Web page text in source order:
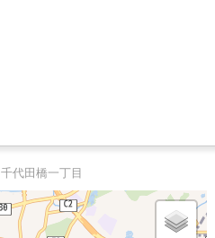
千代田橋一丁目